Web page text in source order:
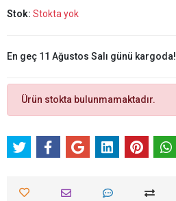
Stok: Stokta yok
En geç 11 Ağustos Salı günü kargoda!
Ürün stokta bulunmamaktadır.